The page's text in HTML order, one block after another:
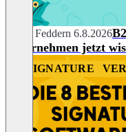
Selina Feddern 6.8.2026
Unternehmen jetzt
E-SIGNATURE